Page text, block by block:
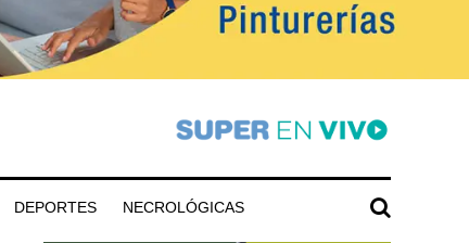
DEPORTES NECROLÓGICAS